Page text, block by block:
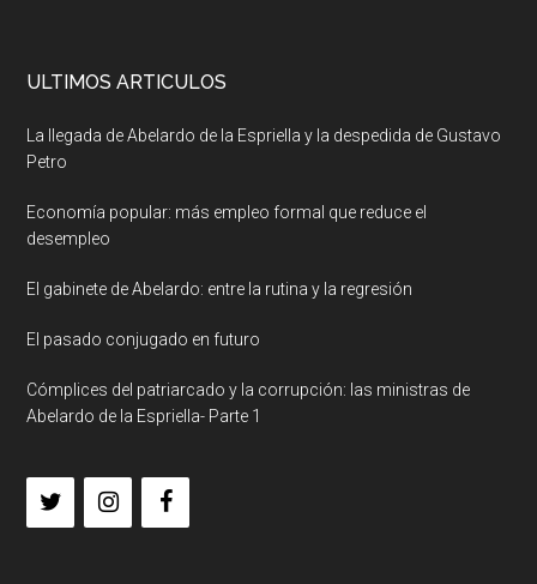
ULTIMOS ARTICULOS
La llegada de Abelardo de la Espriella y la despedida de Gustavo
Petro
Economía popular: más empleo formal que reduce el
desempleo
El gabinete de Abelardo: entre la rutina y la regresión
El pasado conjugado en futuro
Cómplices del patriarcado y la corrupción: las ministras de
Abelardo de la Espriella- Parte 1